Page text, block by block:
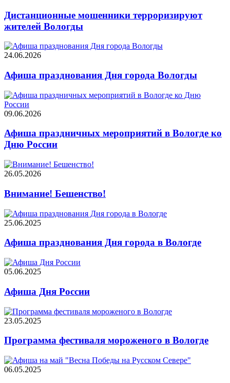
Дистанционные мошенники терроризируют
жителей Вологды
24.06.2026
Афиша празднования Дня города Вологды
09.06.2026
Афиша праздничных мероприятий в Вологде ко
Дню России
26.05.2026
Внимание! Бешенство!
25.06.2025
Афиша празднования Дня города в Вологде
05.06.2025
Афиша Дня России
23.05.2025
Программа фестиваля мороженого в Вологде
06.05.2025